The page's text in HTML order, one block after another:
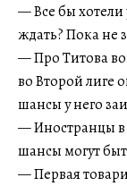
— Все бы хотели
ждать? Пока не
— Про Титова
во Второй лиге
шансы у него
— Иностранцы в
шансы могут
— Первая